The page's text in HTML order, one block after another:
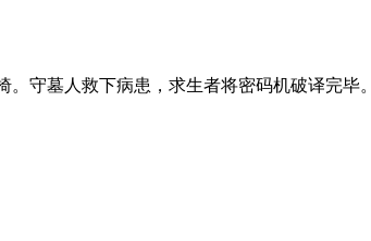
守墓人救下病患，求生者将密码机破译完毕。